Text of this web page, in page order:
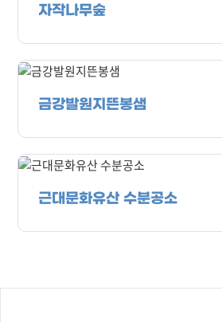
자작나무숲
금강발원지뜬봉샘
근대문화유산 수분공소